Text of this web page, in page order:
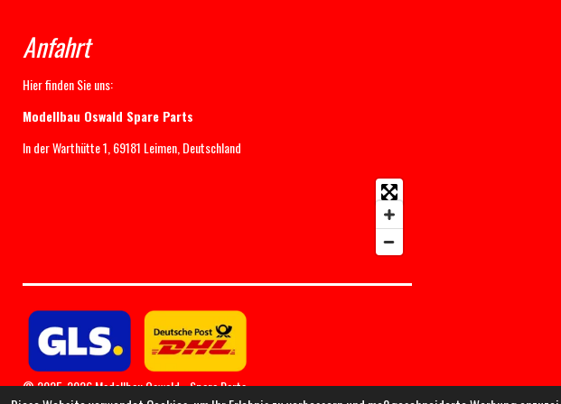
Anfahrt
Hier finden Sie uns:
Modellbau Oswald Spare Parts
In der Warthütte 1, 69181 Leimen, Deutschland
© 2025-2026 Modellbau Oswald - Spare Parts